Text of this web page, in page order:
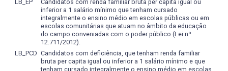
facilitador, transformador e integrador junto às
comunidades e agrupamentos sociais através de atitudes
permeadas pela noção de complementaridade e inclusão;
• oferecer ao aluno práticas de pesquisa, como iniciação
científica e práticas de docência através da monitoria
sendo este um mecanismo dinamizador do processo
educacional;
que unam a formação teórico prática com a busca
contínua de conhecimento e de atualização. Em suas
ações cotidianas precisa referenciar-se pela ética, pelo
humanismo e pela capacidade de crítica. Aformação do
profissional Fisioterapeuta busca por competências e
habilidades, objetiva que os processos de ensino
aprendizagem ocorram em meio à realidade concreta.
LB_EP
Candidatos com renda familiar bruta per capita igual ou
inferior a 1 salário mínimo que tenham cursado
integralmente o ensino médio em escolas públicas ou em
escolas comunitárias que atuam no âmbito da educação
do campo conveniadas com o poder público (Lei nº
12.711/2012).
LB_PCD Candidatos com deficiência, que tenham renda familiar
bruta per capita igual ou inferior a 1 salário mínimo e que
tenham cursado integralmente o ensino médio em escolas